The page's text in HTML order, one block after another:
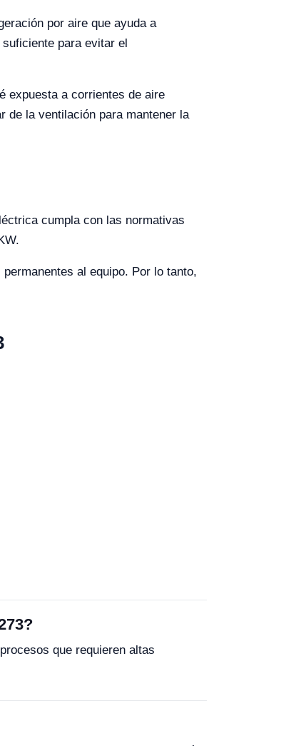
por aire que ayuda a
para evitar el
expuesta a corrientes de aire
de la ventilación para mantener la
cumpla con las normativas
al equipo. Por lo tanto,
que requieren altas